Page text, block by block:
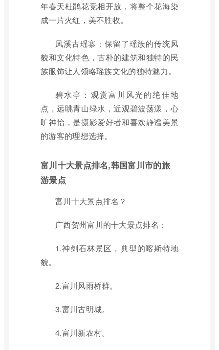
年春天杜鹃花竞相开放，将整个花海染
成一片火红，美不胜收。
凤溪古瑶寨：保留了瑶族的传统风
貌和文化特色，古朴的建筑和独特的民
族服饰让人领略瑶族文化的独特魅力。
碧水亭：观赏富川风光的绝佳地
点，远眺青山绿水，近观碧波荡漾，心
旷神怡，是摄影爱好者和喜欢静谧美景
的游客的理想选择。
富川十大景点排名,韩国富川市的旅
游景点
富川十大景点排名？
广西贺州富川的十大景点排名：
1.神剑石林景区，典型的喀斯特地
貌。
2.富川风雨桥群。
3.富川古明城。
4.富川新农村。